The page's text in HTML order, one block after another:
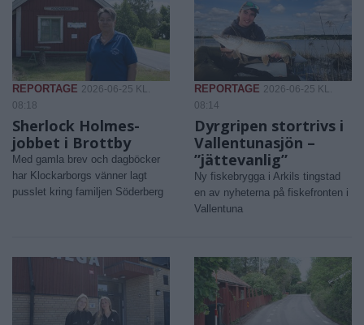
REPORTAGE 2026-06-25 KL.
08:18
Sherlock Holmes-
jobbet i Brottby
Med gamla brev och dagböcker
har Klockarborgs vänner lagt
pusslet kring familjen Söderberg
REPORTAGE 2026-06-25 KL.
08:14
Dyrgripen stortrivs i
Vallentunasjön –
”jättevanlig”
Ny fiskebrygga i Arkils tingstad
en av nyheterna på fiskefronten i
Vallentuna